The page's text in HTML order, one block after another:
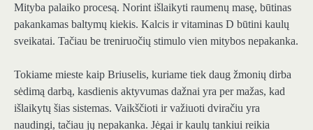
Mityba palaiko procesą. Norint išlaikyti raumenų masę, būtinas
pakankamas baltymų kiekis. Kalcis ir vitaminas D būtini kaulų
sveikatai. Tačiau be treniruočių stimulo vien mitybos nepakanka.
Tokiame mieste kaip Briuselis, kuriame tiek daug žmonių dirba
sėdimą darbą, kasdienis aktyvumas dažnai yra per mažas, kad
išlaikytų šias sistemas. Vaikščioti ir važiuoti dviračiu yra
naudingi, tačiau jų nepakanka. Jėgai ir kaulų tankiui reikia